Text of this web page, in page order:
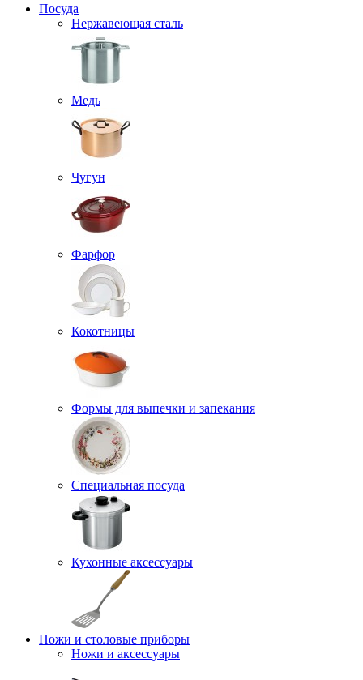
Посуда
Нержавеющая сталь
Медь
Чугун
Фарфор
Кокотницы
Формы для выпечки и запекания
Специальная посуда
Кухонные аксессуары
Ножи и столовые приборы
Ножи и аксессуары